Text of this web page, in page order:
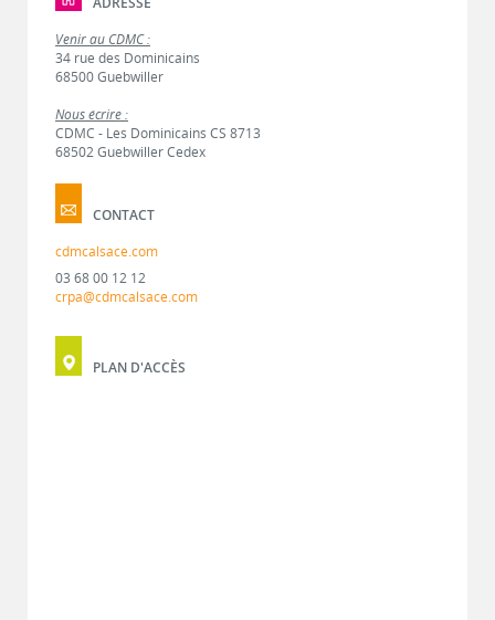
Venir au CDMC :
34 rue des Dominicains
68500 Guebwiller
Nous écrire :
CDMC - Les Dominicains CS 8713
68502 Guebwiller Cedex
CONTACT
cdmcalsace.com
03 68 00 12 12
crpa@cdmcalsace.com
PLAN D'ACCÈS